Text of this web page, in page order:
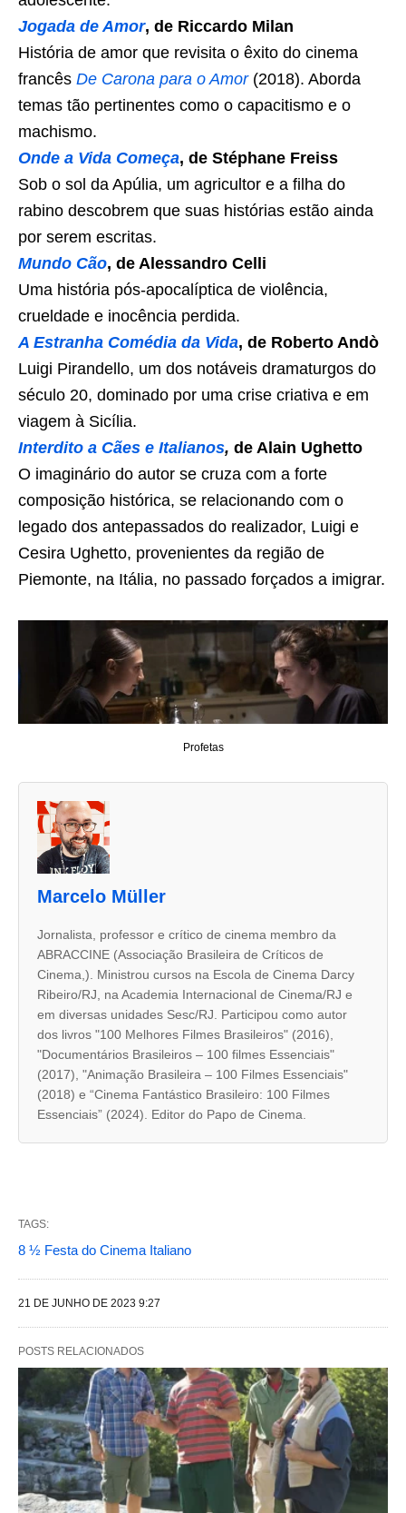
Jogada de Amor, de Riccardo Milan
História de amor que revisita o êxito do cinema
francês De Carona para o Amor(2018). Aborda
temas tão pertinentes como o capacitismo e o
machismo.
Onde a Vida Começa, de Stéphane Freiss
Sob o sol da Apúlia, um agricultor e a filha do
rabino descobrem que suas histórias estão ainda
por serem escritas.
Mundo Cão, de Alessandro Celli
Uma história pós-apocalíptica de violência,
crueldade e inocência perdida.
A Estranha Comédia da Vida, de Roberto Andò
Luigi Pirandello, um dos notáveis dramaturgos do
século 20, dominado por uma crise criativa e em
viagem à Sicília.
Interdito a Cães e Italianos, de Alain Ughetto
O imaginário do autor se cruza com a forte
composição histórica, se relacionando com o
legado dos antepassados do realizador, Luigi e
Cesira Ughetto, provenientes da região de
Piemonte, na Itália, no passado forçados a imigrar.
Profetas
u
t
e
s
a
t
r
a
m
o
Marcelo Müller
Jornalista, professor e crítico de cinema membro da
ABRACCINE (Associação Brasileira de Críticos de
Cinema,). Ministrou cursos na Escola de Cinema Darcy
Ribeiro/RJ, na Academia Internacional de Cinema/RJ e
em diversas unidades Sesc/RJ. Participou como autor
dos livros "100 Melhores Filmes Brasileiros" (2016),
"Documentários Brasileiros – 100 filmes Essenciais"
(2017), "Animação Brasileira – 100 Filmes Essenciais"
(2018) e “Cinema Fantástico Brasileiro: 100 Filmes
Essenciais” (2024). Editor do Papo de Cinema.
TAGS:
8 ½ Festa do Cinema Italiano
21 DE JUNHO DE 2023 9:27
POSTS RELACIONADOS